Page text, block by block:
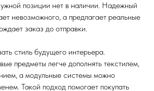
позиции нет в наличии. Надежный
невозможного, а предлагает реальные
заказ до отправки.
стиль будущего интерьера.
предметы легче дополнять текстилем,
а модульные системы можно
Такой подход помогает покупать